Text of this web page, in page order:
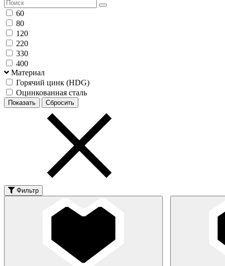
60
80
120
220
330
400
Материал
Горячий цинк (HDG)
Оцинкованная сталь
Фильтр